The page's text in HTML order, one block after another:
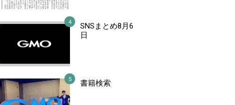
SNSまとめ8月6
日
書籍検索